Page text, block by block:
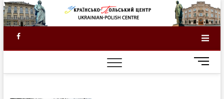
Skip
to
content
Facebook
M
e